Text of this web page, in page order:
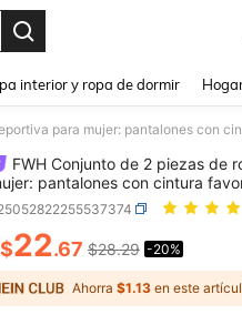
interior y ropa de dormir
FWH Conjunto de 2 piezas de
pantalones con cintura
orificio para el pulgar +
conjunto deportivo de 2 piezas
AND
$22.67 $28.29 -20%
Ahorra $1.13 en este